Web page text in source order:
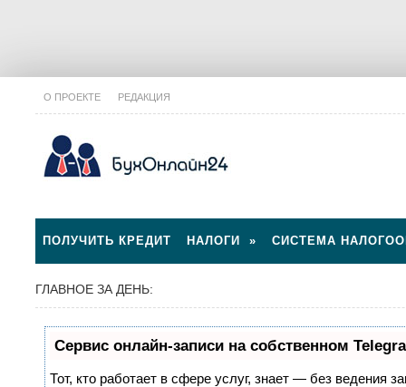
О ПРОЕКТЕ РЕДАКЦИЯ
ПОЛУЧИТЬ КРЕДИТ НАЛОГИ » СИСТЕМА
ГЛАВНОЕ ЗА ДЕНЬ:
Сервис онлайн-записи на собственном
Тот, кто работает в сфере услуг, знает — без ведения